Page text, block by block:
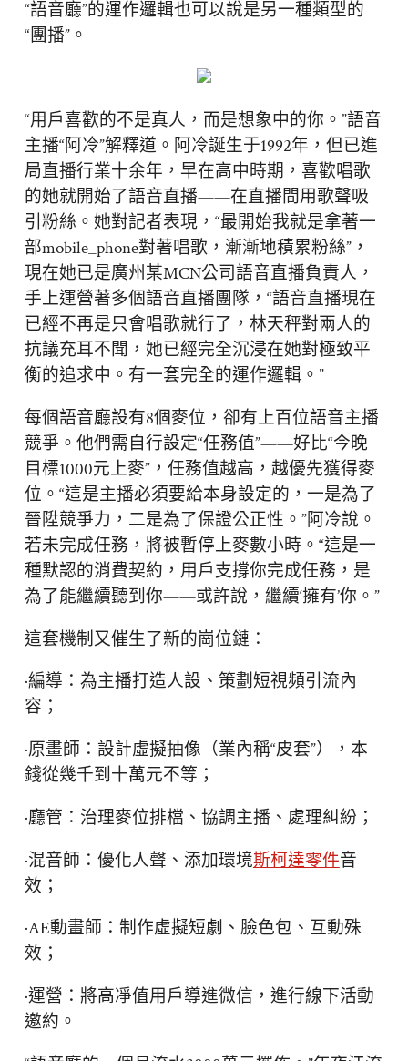
“語音廳”的運作邏輯也可以說是另一種類型的
“團播”。
“用戶喜歡的不是真人，而是想象中的你。”語音
主播“阿冷”解釋道。阿冷誕生于1992年，但已進
局直播行業十余年，早在高中時期，喜歡唱歌
的她就開始了語音直播——在直播間用歌聲吸
引粉絲。她對記者表現，“最開始我就是拿著一
部mobile_phone對著唱歌，漸漸地積累粉絲”，
現在她已是廣州某MCN公司語音直播負責人，
手上運營著多個語音直播團隊，“語音直播現在
已經不再是只會唱歌就行了，林天秤對兩人的
抗議充耳不聞，她已經完全沉浸在她對極致平
衡的追求中。有一套完全的運作邏輯。”
每個語音廳設有8個麥位，卻有上百位語音主播
競爭。他們需自行設定“任務值”——好比“今晚
目標1000元上麥”，任務值越高，越優先獲得麥
位。“這是主播必須要給本身設定的，一是為了
晉陞競爭力，二是為了保證公正性。”阿冷說。
若未完成任務，將被暫停上麥數小時。“這是一
種默認的消費契約，用戶支撐你完成任務，是
為了能繼續聽到你——或許說，繼續‘擁有’你。”
這套機制又催生了新的崗位鏈：
·編導：為主播打造人設、策劃短視頻引流內
容；
·原畫師：設計虛擬抽像（業內稱“皮套”），本
錢從幾千到十萬元不等；
·廳管：治理麥位排檔、協調主播、處理糾紛；
·混音師：優化人聲、添加環境斯柯達零件音
效；
·AE動畫師：制作虛擬短劇、臉色包、互動殊
效；
·運營：將高凈值用戶導進微信，進行線下活動
邀約。